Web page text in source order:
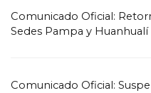
Comunicado Oficial:
Sedes Pampa y Huanhualí
Comunicado Oficial: